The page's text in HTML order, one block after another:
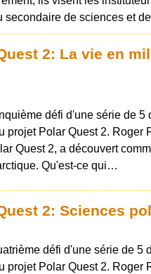
secondaire de sciences et
2: La vie en
défi d'une série de 5
projet Polar Quest 2. Roger
Quest 2, a découvert
Qu'est-ce qui…
2: Sciences
défi d'une série de 5
projet Polar Quest 2. Roger